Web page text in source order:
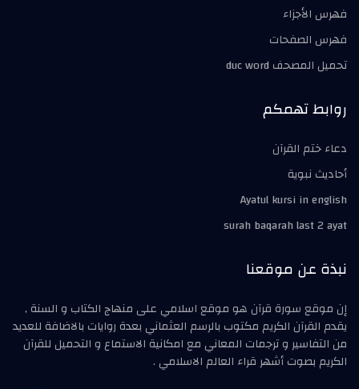
فهرس الأجزاء
فهرس الصفحات
تحميل المصحف duc word
روابط تهمكم
دعاء ختم القرآن
أحاديث نبوية
Ayatul kursi in english
surah baqarah last 2 ayat
نبذة عن موقعنا
إن موقع سورة قرآن هو موقع اسلامي على منهاج الكتاب و السنة ,
يقدم القرآن الكريم مكتوب بالرسم العثماني بعدة روايات بالاضافة للعديد
من التفاسير و ترجمات المعاني مع امكانية الاستماع و التحميل للقرآن
الكريم بصوت أشهر قراء العالم الاسلامي .